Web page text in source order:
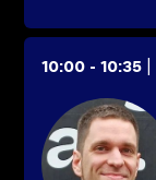
10:00 -10:35 |